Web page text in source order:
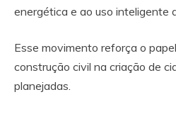
energética e ao uso inteligente
Esse movimento reforça o
construção civil na criação de
planejadas.